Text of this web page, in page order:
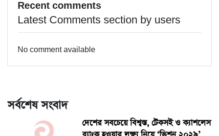
Recent comments
Latest Comments section by users
No comment available
সর্বশেষ সংবাদ
দেশের সবচেয়ে বিশ্বস্ত, টেকসই ও ক্যাশলেস